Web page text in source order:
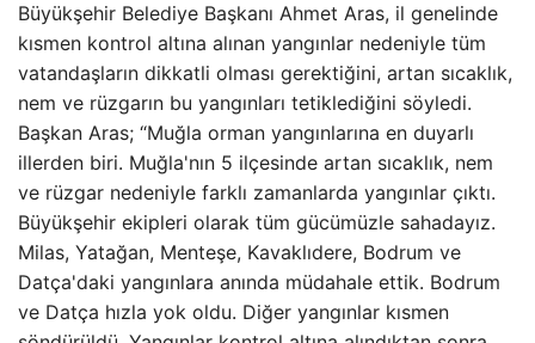
Büyükşehir Belediye Başkanı Ahmet Aras, il genelinde
kısmen kontrol altına alınan yangınlar nedeniyle tüm
vatandaşların dikkatli olması gerektiğini, artan sıcaklık,
nem ve rüzgarın bu yangınları tetiklediğini söyledi.
Başkan Aras; “Muğla orman yangınlarına en duyarlı
illerden biri. Muğla'nın 5 ilçesinde artan sıcaklık, nem
ve rüzgar nedeniyle farklı zamanlarda yangınlar çıktı.
Büyükşehir ekipleri olarak tüm gücümüzle sahadayız.
Milas, Yatağan, Menteşe, Kavaklıdere, Bodrum ve
Datça'daki yangınlara anında müdahale ettik. Bodrum
ve Datça hızla yok oldu. Diğer yangınlar kısmen